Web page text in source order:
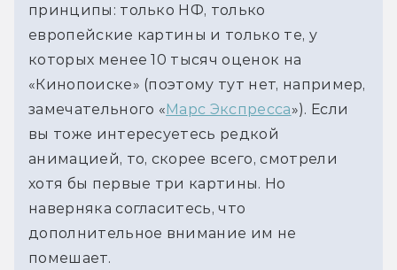
принципы: только НФ, только
европейские картины и только те, у
которых менее 10 тысяч оценок на
«Кинопоиске» (поэтому тут нет, например,
замечательного «Марс Экспресса»). Если
вы тоже интересуетесь редкой
анимацией, то, скорее всего, смотрели
хотя бы первые три картины. Но
наверняка согласитесь, что
дополнительное внимание им не
помешает.